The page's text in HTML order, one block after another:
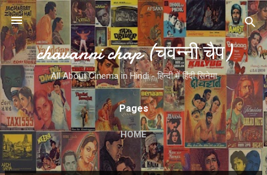
Skip to main content
chavanni chap (चवन्नी चैप)
All About Cinema in Hindi - हिन्दी में हिंदी सिनेमा
Pages
HOME